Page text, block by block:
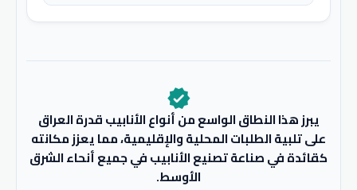
verified
يبرز هذا النطاق الواسع من أنواع الأنابيب قدرة العراق
على تلبية الطلبات المحلية والإقليمية، مما يعزز مكانته
كقائدة في صناعة تصنيع الأنابيب في جميع أنحاء الشرق
الأوسط.